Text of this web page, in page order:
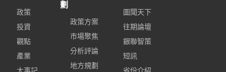
政策
投資
觀點
產業
劃
政策方案
市場聚焦
分析評論
地方規劃
圖聞天下
往期論壇
銀聯智策
短訊